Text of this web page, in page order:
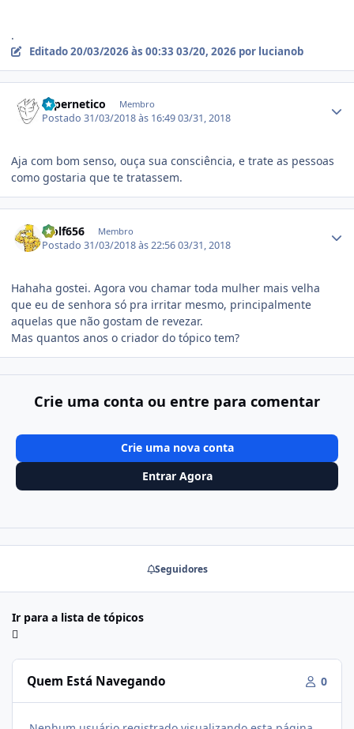
.
Editado20/03/2026 às 00:33 03/20, 2026 por lucianob
Hipernetico Membro
Postado31/03/2018 às 16:4903/31, 2018
Aja com bom senso, ouça sua consciência, e trate as pessoas
como gostaria que te tratassem.
wolf656 Membro
Postado31/03/2018 às 22:5603/31, 2018
Hahaha gostei. Agora vou chamar toda mulher mais velha
que eu de senhora só pra irritar mesmo, principalmente
aquelas que não gostam de revezar.
Mas quantos anos o criador do tópico tem?
Crie uma conta ou entre para comentar
Crie uma nova conta
Entrar Agora
Seguidores
Ir para a lista de tópicos
Quem Está Navegando 0